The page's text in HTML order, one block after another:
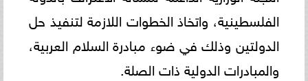
الفلسطينية، واتخاذ الخطوات اللازمة لتنفيذ حل
الدولتين وذلك في ضوء مبادرة السلام العربية،
والمبادرات الدولية ذات الصلة.